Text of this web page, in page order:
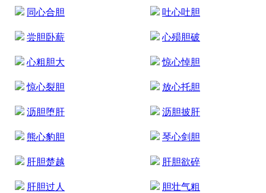
同心合胆 吐心吐胆
尝胆卧薪 心殒胆破
心粗胆大 惊心悼胆
惊心裂胆 放心托胆
沥胆堕肝 沥胆披肝
熊心豹胆 琴心剑胆
肝胆楚越 肝胆欲碎
肝胆过人 胆壮气粗